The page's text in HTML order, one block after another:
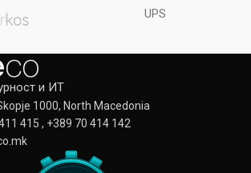
UPS
и ИТ
1000, North Macedonia
415 , +389 70 414 142